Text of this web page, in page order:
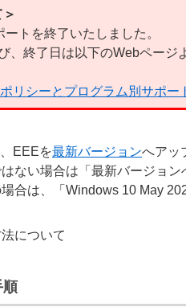
トを終了いたしました。
終了日は以下のWebページ
リシーとプログラム別サポー
EEEを最新バージョンへアッ
ない場合は「最新バージョン
合は、「Windows 10 May
について
順